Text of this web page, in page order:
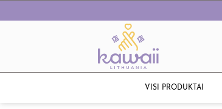
VISI PRODUKTAI